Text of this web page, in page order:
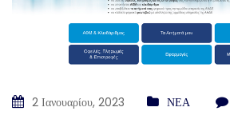
2 Ιανουαρίου, 2023 ΝΕΑ